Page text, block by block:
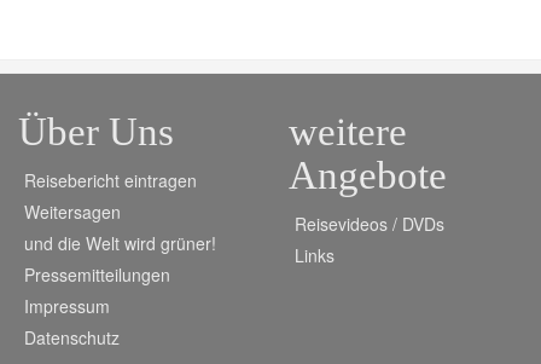
Über Uns
Reisebericht eintragen
Weitersagen
und die Welt wird grüner!
Pressemitteilungen
Impressum
Datenschutz
weitere
Angebote
Reisevideos / DVDs
Links